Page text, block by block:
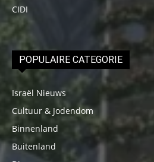
CIDI
POPULAIRE CATEGORIE
Israël Nieuws
Cultuur & Jodendom
Binnenland
Buitenland